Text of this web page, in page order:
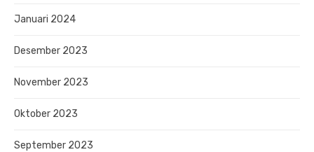
Januari 2024
Desember 2023
November 2023
Oktober 2023
September 2023